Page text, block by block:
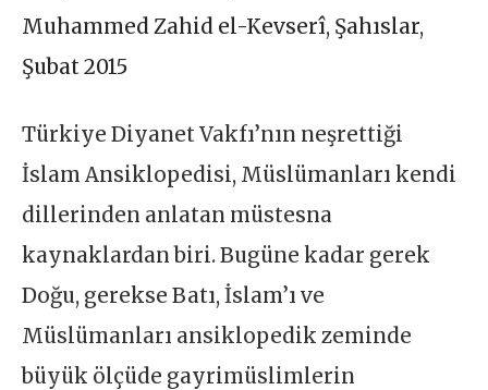
Muhammed Zahid el-Kevserî, Şahıslar,
Şubat 2015
Türkiye Diyanet Vakfı’nın neşrettiği
İslam Ansiklopedisi, Müslümanları kendi
dillerinden anlatan müstesna
kaynaklardan biri. Bugüne kadar gerek
Doğu, gerekse Batı, İslam’ı ve
Müslümanları ansiklopedik zeminde
büyük ölçüde gayrimüslimlerin